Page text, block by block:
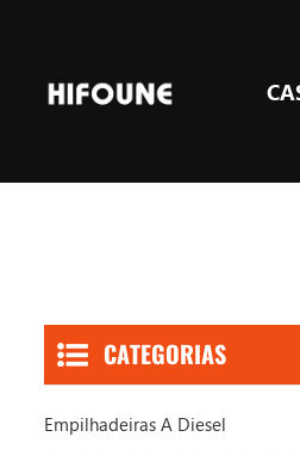
CATEGORIAS
Empilhadeiras A Diesel